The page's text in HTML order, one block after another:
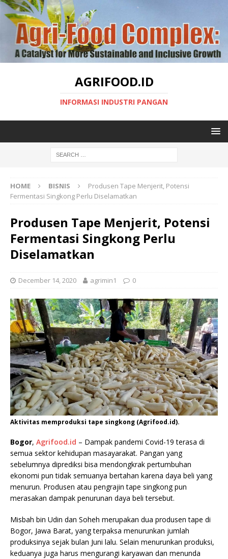
AGRIFOOD.ID
INFORMASI INDUSTRI PANGAN
HOME BISNIS
Produsen Tape Menjerit, Potensi
Fermentasi Singkong Perlu Diselamatkan
Produsen Tape Menjerit, Potensi
Fermentasi Singkong Perlu
Diselamatkan
December 14, 2020 agrimin1 0
Aktivitas memproduksi tape singkong (Agrifood.id).
Bogor, Agrifood.id – Dampak pandemi Covid-19 terasa di
semua sektor kehidupan masayarakat. Pangan yang
sebelumnya diprediksi bisa mendongkrak pertumbuhan
ekonomi pun tidak semuanya bertahan karena daya beli yang
menurun. Produsen atau pengrajin tape singkong pun
merasakan dampak penurunan daya beli tersebut.
Misbah bin Udin dan Soheh merupakan dua produsen tape di
Bogor, Jawa Barat, yang terpaksa menurunkan jumlah
produksinya sejak bulan Juni lalu. Selain menurunkan produksi,
keduanya juga harus mengurangi karyawan dan menunda